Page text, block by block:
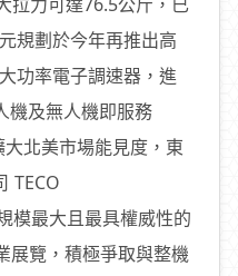
規劃於今年再推出高
功率電子調速器，進
機及無人機即服務
北美市場能見度，東
TECO
模最大且最具權威性的
展覽，積極爭取與整機